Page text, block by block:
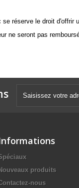
réserve le droit d'offrir
ne seront pas
produits
nous